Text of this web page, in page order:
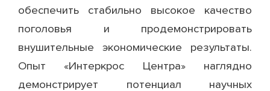
обеспечить стабильно высокое качество
поголовья и продемонстрировать
внушительные экономические результаты.
Опыт «Интеркрос Центра» наглядно
демонстрирует потенциал научных